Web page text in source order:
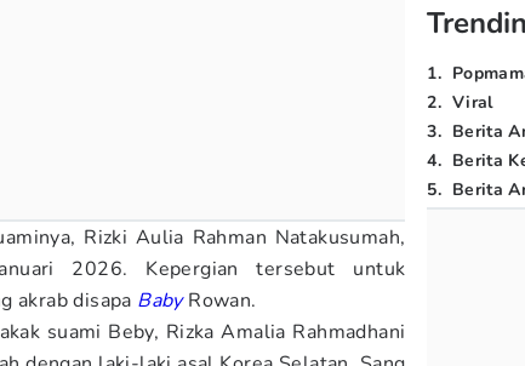
Rizki Aulia Rahman Natakusumah,
2026. Kepergian tersebut untuk
akrab disapa Baby Rowan.
suami Beby, Rizka Amalia Rahmadhani
1.
2. Viral
3. Berita
4. Berita
5. Berita